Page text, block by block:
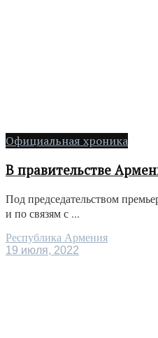
Официальная хроника
В правительстве
Под председательством
и по связям с ...
Республика Армения
19 июля, 2022